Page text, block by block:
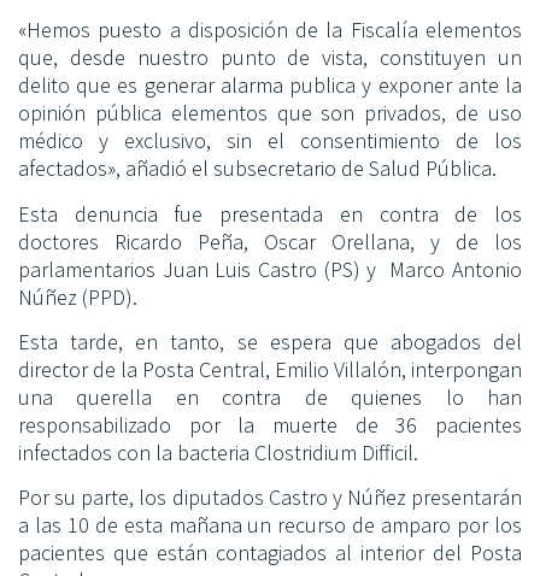
«Hemos puesto a disposición de la Fiscalía elementos
que, desde nuestro punto de vista, constituyen un
delito que es generar alarma publica y exponer ante la
opinión pública elementos que son privados, de uso
médico y exclusivo, sin el consentimiento de los
afectados», añadió el subsecretario de Salud Pública.
Esta denuncia fue presentada en contra de los
doctores Ricardo Peña, Oscar Orellana, y de los
parlamentarios Juan Luis Castro (PS) y Marco Antonio
Núñez (PPD).
Esta tarde, en tanto, se espera que abogados del
director de la Posta Central, Emilio Villalón, interpongan
una querella en contra de quienes lo han
responsabilizado por la muerte de 36 pacientes
infectados con la bacteria Clostridium Difficil.
Por su parte, los diputados Castro y Núñez presentarán
a las 10 de esta mañana un recurso de amparo por los
pacientes que están contagiados al interior del Posta